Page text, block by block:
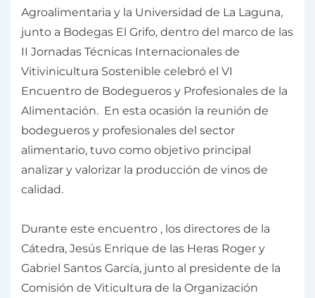
Agroalimentaria y la Universidad de La Laguna,
junto a Bodegas El Grifo, dentro del marco de las
II Jornadas Técnicas Internacionales de
Vitivinicultura Sostenible celebró el VI
Encuentro de Bodegueros y Profesionales de la
Alimentación. En esta ocasión la reunión de
bodegueros y profesionales del sector
alimentario, tuvo como objetivo principal
analizar y valorizar la producción de vinos de
calidad.
Durante este encuentro , los directores de la
Cátedra, Jesús Enrique de las Heras Roger y
Gabriel Santos García, junto al presidente de la
Comisión de Viticultura de la Organización